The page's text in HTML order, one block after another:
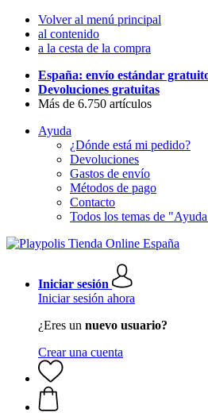
Volver al menú principal
al contenido
a la cesta de la compra
España: envío estándar
Devoluciones gratuitas
Más de 6.750 artículos
Ayuda
¿Dónde está mi pedido?
Devoluciones
Gastos de envío
Métodos de pago
Contacto
Todos los temas de
Iniciar sesión
Iniciar sesión ahora
¿Eres un nuevo usuario?
Crear una cuenta